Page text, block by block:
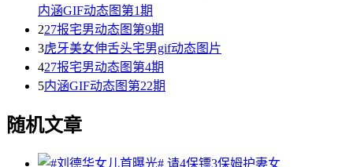
内涵GIF动态图第1期
227报宅男动态图第9期
3虎牙美女伸舌头宅男gif动态图片
427报宅男动态图第4期
5内涵GIF动态图第22期
随机文章